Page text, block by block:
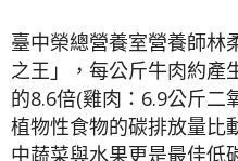
臺中榮總營養室營養師林
之王」，每公斤牛肉約產
的8.6倍(雞肉：6.9公斤二
植物性食物的碳排放量比
中蔬菜與水果更是最佳低